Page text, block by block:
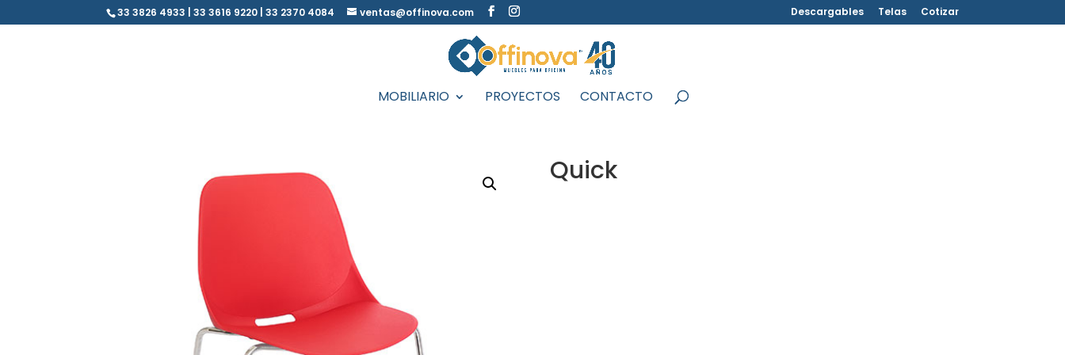
33 3826 4933 | 33 3616 9220 | 33 2370 4084 ventas@offinova.com Descargables Telas Cotizar
MOBILIARIO PROYECTOS CONTACTO
Quick